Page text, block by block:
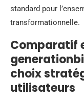
standard pour
transformationnelle.
Comparatif
choix
utilisateurs